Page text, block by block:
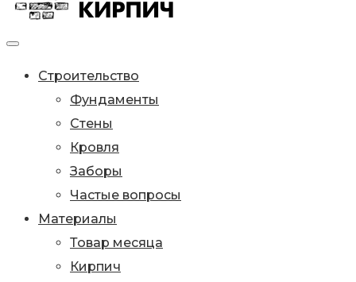
Строительство
Фундаменты
Стены
Кровля
Заборы
Частые вопросы
Материалы
Товар месяца
Кирпич